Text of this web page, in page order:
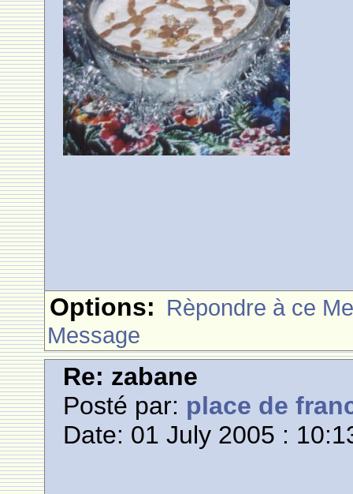
Options: Rèpondre à ce
Message
Re: zabane
Posté par: place de
Date: 01 July 2005 :